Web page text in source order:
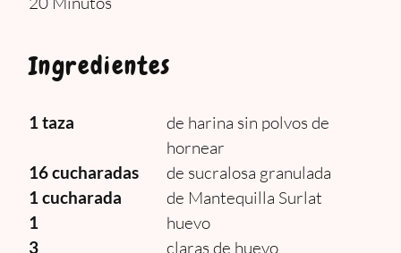
Ingredientes
1 taza
de harina sin polvos de
hornear
16 cucharadas de sucralosa granulada
1 cucharada de Mantequilla Surlat
1 huevo
3 claras de huevo